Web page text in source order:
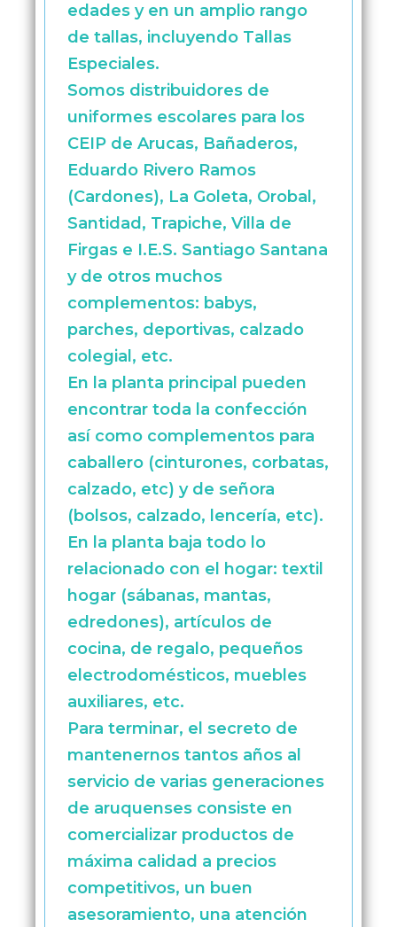
edades y en un amplio rango
de tallas, incluyendo Tallas
Especiales.
Somos distribuidores de
uniformes escolares para los
CEIP de Arucas, Bañaderos,
Eduardo Rivero Ramos
(Cardones), La Goleta, Orobal,
Santidad, Trapiche, Villa de
Firgas e I.E.S. Santiago Santana
y de otros muchos
complementos: babys,
parches, deportivas, calzado
colegial, etc.
En la planta principal pueden
encontrar toda la confección
así como complementos para
caballero (cinturones, corbatas,
calzado, etc) y de señora
(bolsos, calzado, lencería, etc).
En la planta baja todo lo
relacionado con el hogar: textil
hogar (sábanas, mantas,
edredones), artículos de
cocina, de regalo, pequeños
electrodomésticos, muebles
auxiliares, etc.
Para terminar, el secreto de
mantenernos tantos años al
servicio de varias generaciones
de aruquenses consiste en
comercializar productos de
máxima calidad a precios
competitivos, un buen
asesoramiento, una atención